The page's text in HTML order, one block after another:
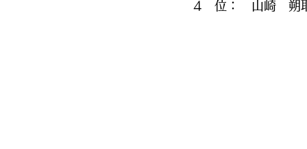
4　位：　山崎　朔